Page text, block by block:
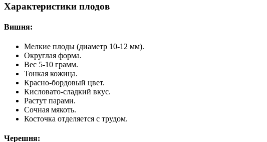
Характеристики плодов
Вишня:
Мелкие плоды (диаметр 10-12 мм).
Округлая форма.
Вес 5-10 грамм.
Тонкая кожица.
Красно-бордовый цвет.
Кисловато-сладкий вкус.
Растут парами.
Сочная мякоть.
Косточка отделяется с трудом.
Черешня: